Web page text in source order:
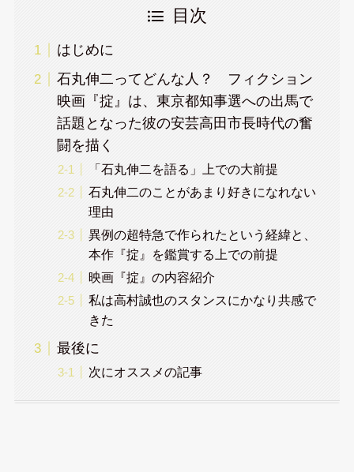
目次
はじめに
石丸伸二ってどんな人？ フィクション
映画『掟』は、東京都知事選への出馬で
話題となった彼の安芸高田市長時代の奮
闘を描く
「石丸伸二を語る」上での大前提
石丸伸二のことがあまり好きになれない
理由
異例の超特急で作られたという経緯と、
本作『掟』を鑑賞する上での前提
映画『掟』の内容紹介
私は高村誠也のスタンスにかなり共感で
きた
最後に
次にオススメの記事